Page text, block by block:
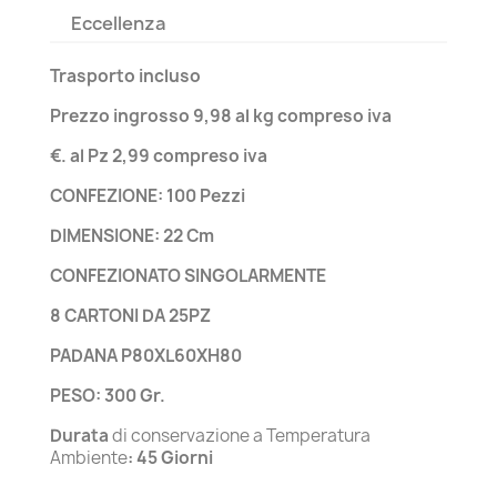
Eccellenza
Trasporto incluso
Prezzo ingrosso 9,98 al kg compreso iva
€. al Pz 2,99 compreso iva
CONFEZIONE: 100 Pezzi
DIMENSIONE: 22 Cm
CONFEZIONATO SINGOLARMENTE
8 CARTONI DA 25PZ
PADANA P80XL60XH80
PESO: 300 Gr.
Duratadi conservazione a Temperatura
Ambiente: 45 Giorni